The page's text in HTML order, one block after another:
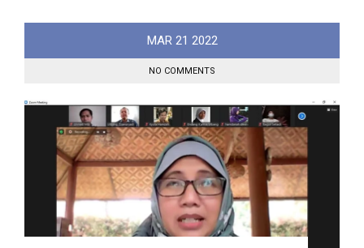
MAR 21 2022
NO COMMENTS